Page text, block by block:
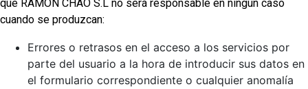
que RAMÓN CHAO S.L no será responsable en ningún caso
cuando se produzcan:
Errores o retrasos en el acceso a los servicios por
parte del usuario a la hora de introducir sus datos en
el formulario correspondiente o cualquier anomalía